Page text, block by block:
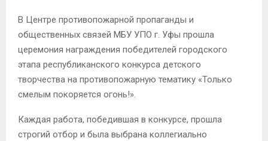
В Центре противопожарной пропаганды и
общественных связей МБУ УПО г. Уфы прошла
церемония награждения победителей городского
этапа республиканского конкурса детского
творчества на противопожарную тематику «Только
смелым покоряется огонь!».
Каждая работа, победившая в конкурсе, прошла
строгий отбор и была выбрана коллегиально